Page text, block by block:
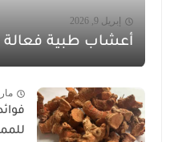
إبريل 9, 2026
أعشاب طبية فعالة
مارس